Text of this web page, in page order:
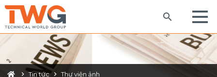
Tin tức Thư viện ảnh